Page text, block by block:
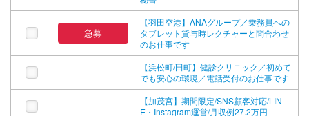
急募
【羽田空港】ANAグループ／乗務員への
タブレット貸与時レクチャーと問合わせ
のお仕事です
【浜松町/田町】健診クリニック／初めて
でも安心の環境／電話受付のお仕事です
【加茂宮】期間限定/SNS顧客対応/LIN
E・Instagram運営/月収例27.2万円